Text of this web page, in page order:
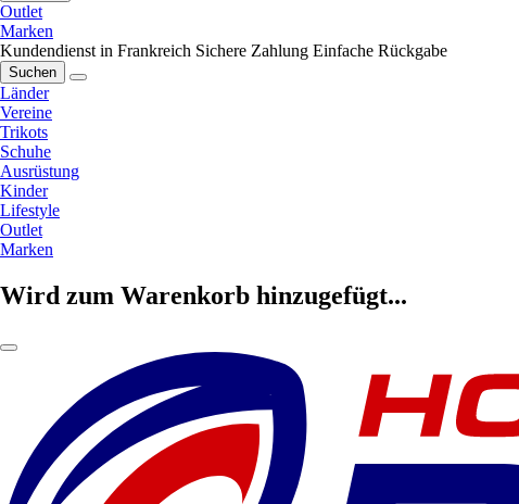
Outlet
Marken
Kundendienst in Frankreich Sichere Zahlung Einfache Rückgabe
Suchen
Länder
Vereine
Trikots
Schuhe
Ausrüstung
Kinder
Lifestyle
Outlet
Marken
Wird zum Warenkorb hinzugefügt...